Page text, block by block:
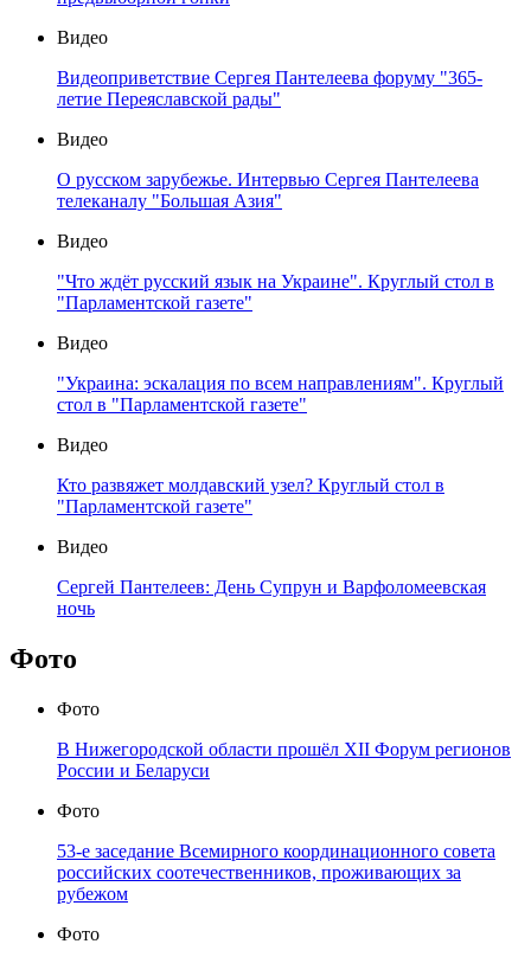
Видео
Видеоприветствие Сергея Пантелеева форуму "365-
летие Переяславской рады"
Видео
О русском зарубежье. Интервью Сергея Пантелеева
телеканалу "Большая Азия"
Видео
"Что ждёт русский язык на Украине". Круглый стол в
"Парламентской газете"
Видео
"Украина: эскалация по всем направлениям". Круглый
стол в "Парламентской газете"
Видео
Кто развяжет молдавский узел? Круглый стол в
"Парламентской газете"
Видео
Сергей Пантелеев: День Супрун и Варфоломеевская
ночь
Фото
Фото
В Нижегородской области прошёл XII Форум регионов
России и Беларуси
Фото
53-е заседание Всемирного координационного совета
российских соотечественников, проживающих за
рубежом
Фото